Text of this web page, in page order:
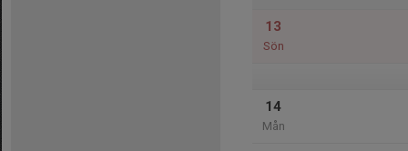
13
Sön
14
Mån